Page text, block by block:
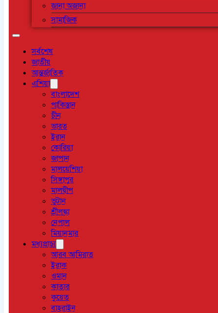
জানা অজানা
সামাজিক
সর্বশেষ
জাতীয়
আন্তর্জাতিক
এশিয়া
বাংলাদেশ
পাকিস্তান
চীন
ভারত
ইরান
কোরিয়া
জাপান
মালয়েশিয়া
সিঙ্গাপুর
মালদ্বীপ
ভুটান
শ্রীলঙ্কা
নেপাল
মিয়ানমার
মধ্যপ্রাচ্য
আরব আমিরাত
ইরাক
ওমান
কাতার
কুয়েত
বাহরাইন